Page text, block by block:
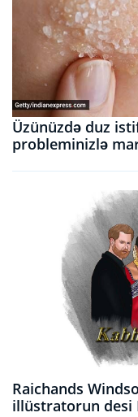
Üzünüzdə duz
probleminizlə
Raichands
illüstratorun desi